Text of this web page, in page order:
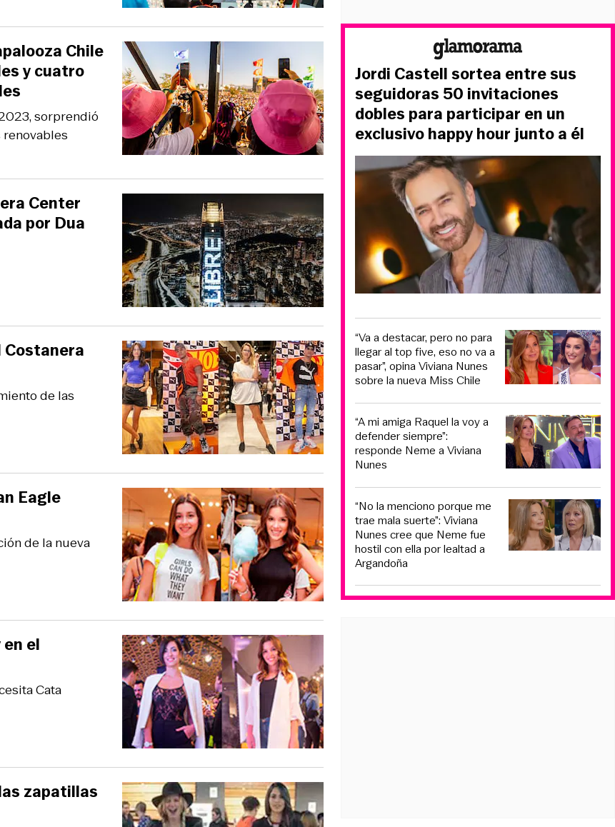
sorprendió
Chile
y cuatro
Center
por Dua
de las
Costanera
de la nueva
Eagle
Cata
el
zapatillas
Jordi Castell sortea entre sus
seguidoras 50 invitaciones
dobles para participar en un
exclusivo happy hour junto a él
“Va a destacar, pero no para
llegar al top five, eso no va a
pasar”, opina Viviana Nunes
sobre la nueva Miss Chile
“A mi amiga Raquel la voy a
defender siempre”:
responde Neme a Viviana
Nunes
“No la menciono porque me
trae mala suerte”: Viviana
Nunes cree que Neme fue
hostil con ella por lealtad a
Argandoña